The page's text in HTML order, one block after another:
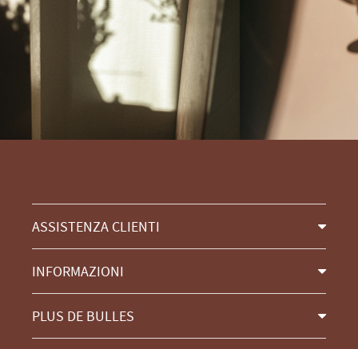
ASSISTENZA CLIENTI
INFORMAZIONI
PLUS DE BULLES